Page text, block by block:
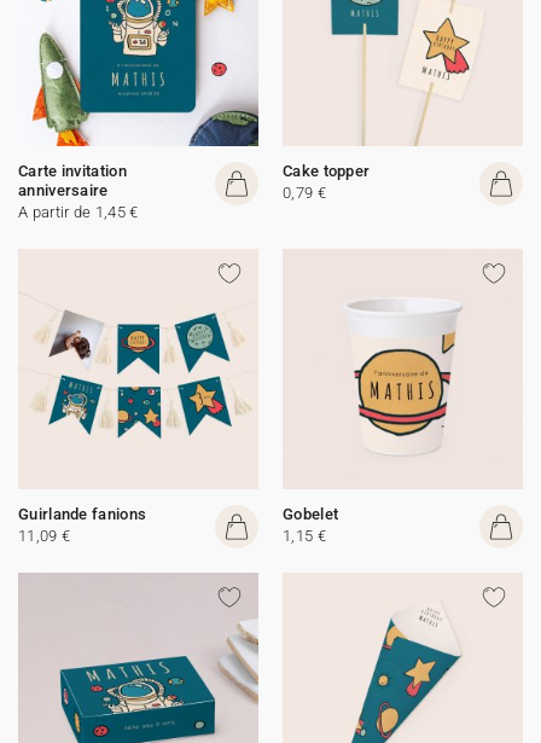
Carte invitation
anniversaire
A partir de 1,45 €
Cake topper
0,79 €
Guirlande fanions
11,09 €
Gobelet
1,15 €